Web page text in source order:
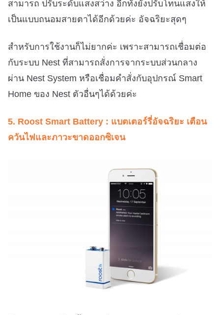
สามารถ ปรับระดับแสงสว่าง อีกทั้งยังปรับโทนแสงให้
เป็นแบบถนอมสายตาได้อีกด้วยค่ะ อัจฉริยะสุดๆ
สำหรับการใช้งานก็ไม่ยากค่ะ เพราะสามารถเชื่อมต่อ
กับระบบ Nest ที่สามารถสั่งการจากระบบส่วนกลาง
ผ่าน Nest System หรือเชื่อมคำสั่งกับอุปกรณ์ Smart
Home ของ Nest ตัวอื่นๆได้ด้วยค่ะ
5. Roost Smart Battery : แบตเตอร์รี่อัจฉริยะ เตือน
ควันไฟและภาวะขาดออกซิเจน